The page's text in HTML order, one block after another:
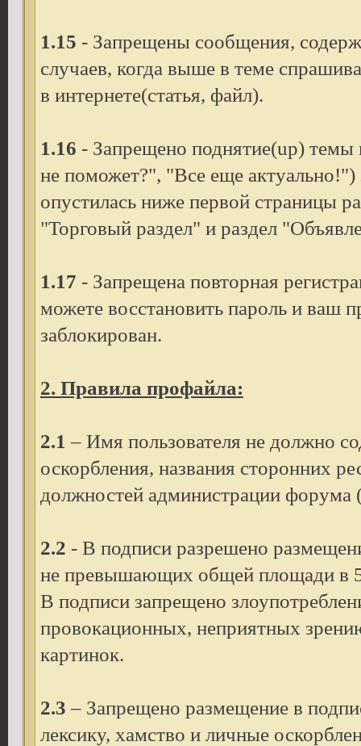
1.15 - Запрещены сообщения,
случаев, когда выше в теме
в интернете(статья, файл).
1.16 - Запрещено поднятие(up)
не поможет?", "Все еще актуально!")
опустилась ниже первой страницы
"Торговый раздел" и раздел
1.17 - Запрещена повторная
можете восстановить пароль и
заблокирован.
2. Правила профайла:
2.1 – Имя пользователя не должно
оскорбления, названия сторонних
должностей администрации форума
2.2 - В подписи разрешено
не превышающих общей площади в
В подписи запрещено
провокационных, неприятных
картинок.
2.3 – Запрещено размещение в
лексику, хамство и личные